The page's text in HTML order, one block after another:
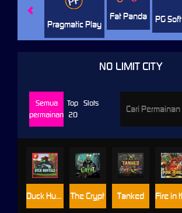
Pragmatic Play
Fat Panda PG Soft
NO LIMIT CITY
Semua
permainan
Top
20
Slots
Duck Hunters The Crypt Tanked